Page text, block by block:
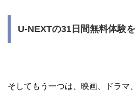
U-NEXTの31日間無料体験
そしてもう一つは、映画、ドラマ